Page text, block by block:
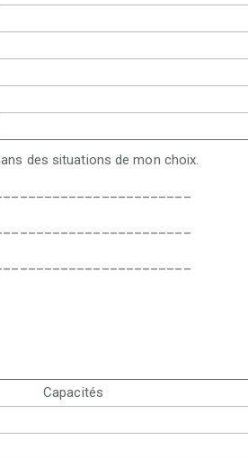
des situations de mon choix.
Capacités